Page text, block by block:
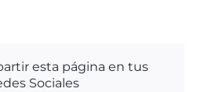
esta página en tus
Sociales